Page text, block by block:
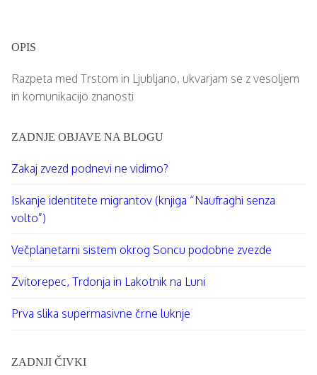
OPIS
Razpeta med Trstom in Ljubljano, ukvarjam se z vesoljem
in komunikacijo znanosti
ZADNJE OBJAVE NA BLOGU
Zakaj zvezd podnevi ne vidimo?
Iskanje identitete migrantov (knjiga “Naufraghi senza
volto”)
Večplanetarni sistem okrog Soncu podobne zvezde⁠
Zvitorepec, Trdonja in Lakotnik na Luni
Prva slika supermasivne črne luknje
ZADNJI ČIVKI